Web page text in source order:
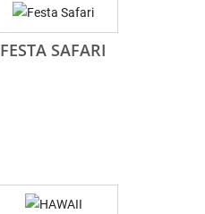
FESTA SAFARI